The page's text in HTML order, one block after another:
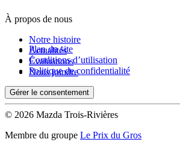
À propos de nous
Notre histoire
Actualités
Évaluations
Nous joindre
Plan du site
Conditions d’utilisation
Politique de confidentialité
Gérer le consentement
© 2026 Mazda Trois-Rivières
Membre du groupe Le Prix du Gros